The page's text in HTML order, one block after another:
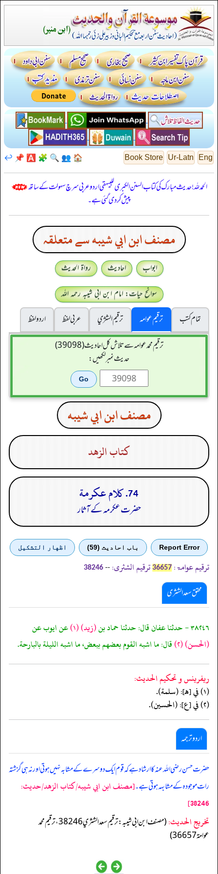
Eng
Ur-Latn
Book Store
🏠
👥
🔍
🧩
🅰️
📌
↩️
الحمدللہ! حدیث مبارک کی کتاب السنن الكبرى للبيهقي اردو عربی سرچ سہولت کے ساتھ
پیش کر دی گئی ہے۔
مصنف ابن ابي شيبه سے متعلقہ
ابواب احادیث
رواۃ الحدیث
سوانح حیات: امام ابن ابی شیبہ رحمہ اللہ
تمام کتب
ترقیم عوامہ ترقيم الشژي عربی لفظ
اردو لفظ
ترقیم محمدعوامہ سے تلاش کل احادیث (39098)
حدیث نمبر لکھیں:
مصنف ابن ابي شيبه
كتاب الزهد
74. كلام عكرمة
حضرت عکرمہ کے آثار
Report Error باب احادیث (59) اظهار التشكيل
ترقیم عوامۃ: 36657 ترقیم الشثری: --
38246
محقق سعد الشثری
٣٨٢٤٦ - حدثنا عفان قال: حدثنا حماد بن (زيد)(١) عن ايوب عن
(الحسن)(٢) قال: ما اشبه القوم بعضهم ببعض، ما اشبه الليلة بالبارحة.
ريفرينس و تحكيم الحدیث:
(١) في [هـ]: (سلمة).
(٢) في [ع]: (الحسين).
اردو ترجمہ
حضرت حسن رضی اللہ عنہ کا ارشاد ہے کہ قوم ایک دوسرے کے مشابہ نہیں ہوتی اور نہ ہی گزشتہ
رات موجودہ کے مشابہہ ہوتی ہے۔[مصنف ابن ابي شيبه/كتاب الزهد/حدیث:
38246]
تخریج الحدیث:
(مصنف ابن ابي شيبه: ترقيم سعد الشثري 38246، ترقيم محمد
عوامة 36657)